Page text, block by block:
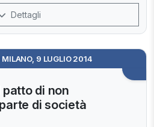
Dettagli
9 LUGLIO 2014
di non
di società